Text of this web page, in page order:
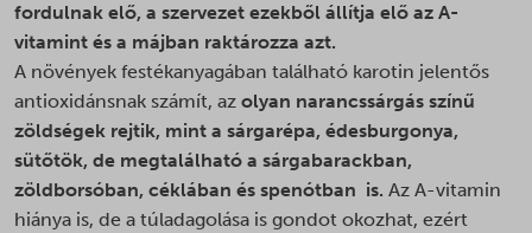
fordulnak elő, a szervezet ezekből állítja elő az A-
vitamint és a májban raktározza azt.
A növények festékanyagában található karotin jelentős
antioxidánsnak számít, az olyan narancssárgás színű
zöldségek rejtik, mint a sárgarépa, édesburgonya,
sütőtök, de megtalálható a sárgabarackban,
zöldborsóban, céklában és spenótban is. Az A-vitamin
hiánya is, de a túladagolása is gondot okozhat, ezért